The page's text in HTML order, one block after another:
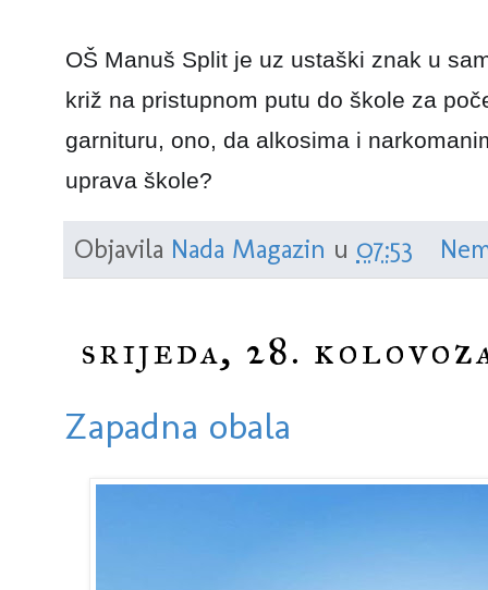
OŠ Manuš Split je uz ustaški znak u
križ na pristupnom putu do škole za
garnituru, ono, da alkosima i
uprava škole?
Objavila Nada Magazin u 07:53
srijeda, 28.
Zapadna obala